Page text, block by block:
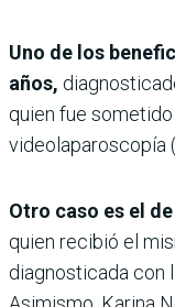
Uno de los
años,
quien fue
videolaparoscopía
Otro caso es el
quien recibió el
diagnosticada con